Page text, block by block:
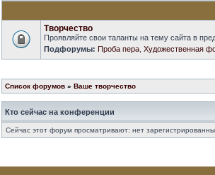
Творчество
Проявляйте свои таланты на тему сайта в
Подфорумы: Проба пера Художественная
Список форумов » Ваше творчество
Кто сейчас на конференции
Сейчас этот форум просматривают: нет